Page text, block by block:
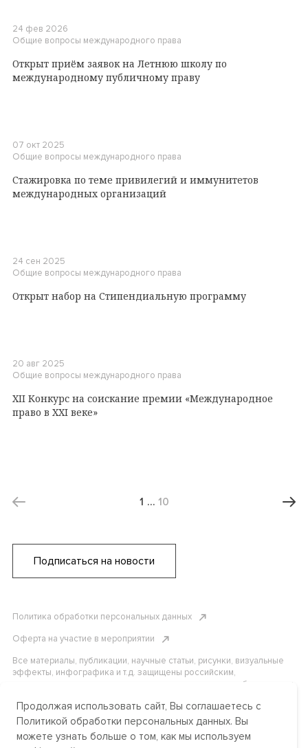
24 фев 2026
Общие вопросы международного права
Открыт приём заявок на Летнюю школу по
международному публичному праву
07 окт 2025
Общие вопросы международного права
Стажировка по теме привилегий и иммунитетов
международных организаций
24 сен 2025
Общие вопросы международного права
Открыт набор на Стипендиальную программу
20 авг 2025
Общие вопросы международного права
XII Конкурс на соискание премии «Международное
право в XXI веке»
1 … 10
Подписаться на новости
Политика обработки персональных данных
Оферта на участие в мероприятии
Все материалы, публикации, научные статьи, рисунки, визуальные
эффекты, инфографика и т.д. защищены российским,
американским и международным законодательством об авторском
материалов без письменного разрешения АНО «Центр
международных и сравнительно-правовых исследований» или
аффилированных лиц строго запрещено. Пожалуйста, свяжитесь с
нами, чтобы узнать подробности.
Продолжая использовать сайт, Вы соглашаетесь с
Политикой обработки персональных данных. Вы
можете узнать больше о том, как мы используем